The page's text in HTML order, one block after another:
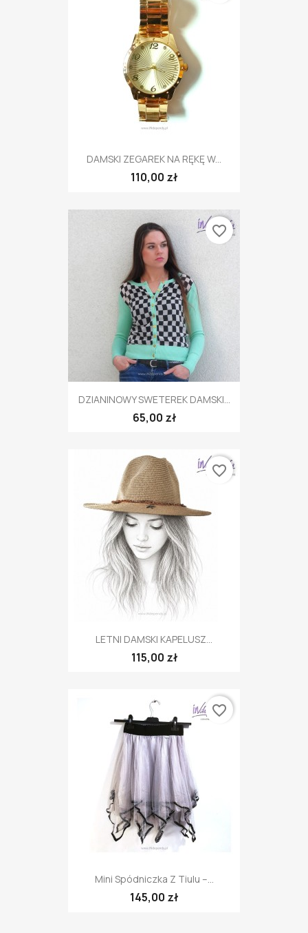
DAMSKI ZEGAREK NA RĘKĘ W...
110,00 zł
DZIANINOWY SWETEREK DAMSKI...
65,00 zł
favorite_border
LETNI DAMSKI KAPELUSZ...
115,00 zł
favorite_border
Mini Spódniczka Z Tiulu –...
145,00 zł
favorite_border